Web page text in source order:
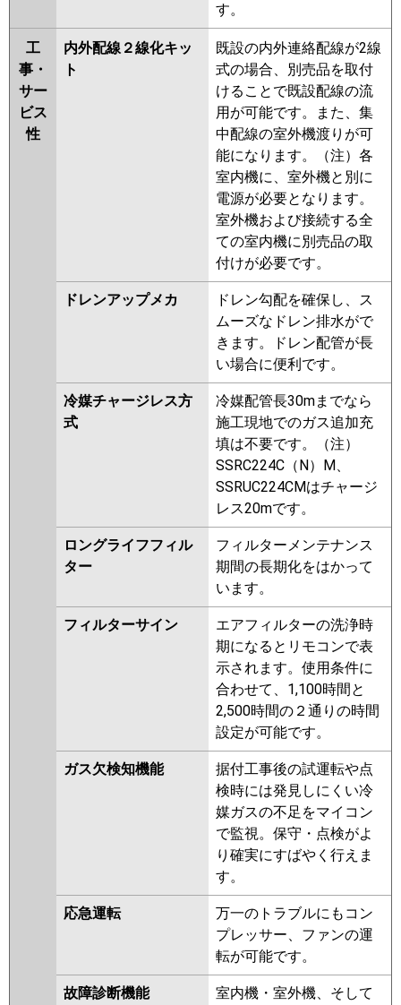
す。
工
事・
サー
ビス
性
内外配線２線化キッ
ト
既設の内外連絡配線が2線
式の場合、別売品を取付
けることで既設配線の流
用が可能です。また、集
中配線の室外機渡りが可
能になります。（注）各
室内機に、室外機と別に
電源が必要となります。
室外機および接続する全
ての室内機に別売品の取
付けが必要です。
ドレンアップメカ
ドレン勾配を確保し、ス
ムーズなドレン排水がで
きます。ドレン配管が長
い場合に便利です。
冷媒チャージレス方
式
冷媒配管長30mまでなら
施工現地でのガス追加充
填は不要です。（注）
SSRC224C（N）M、
SSRUC224CMはチャージ
レス20mです。
ロングライフフィル
ター
フィルターメンテナンス
期間の長期化をはかって
います。
フィルターサイン
エアフィルターの洗浄時
期になるとリモコンで表
示されます。使用条件に
合わせて、1,100時間と
2,500時間の２通りの時間
設定が可能です。
ガス欠検知機能
据付工事後の試運転や点
検時には発見しにくい冷
媒ガスの不足をマイコン
で監視。保守・点検がよ
り確実にすばやく行えま
す。
応急運転
万一のトラブルにもコン
プレッサー、ファンの運
転が可能です。
故障診断機能
室内機・室外機、そして